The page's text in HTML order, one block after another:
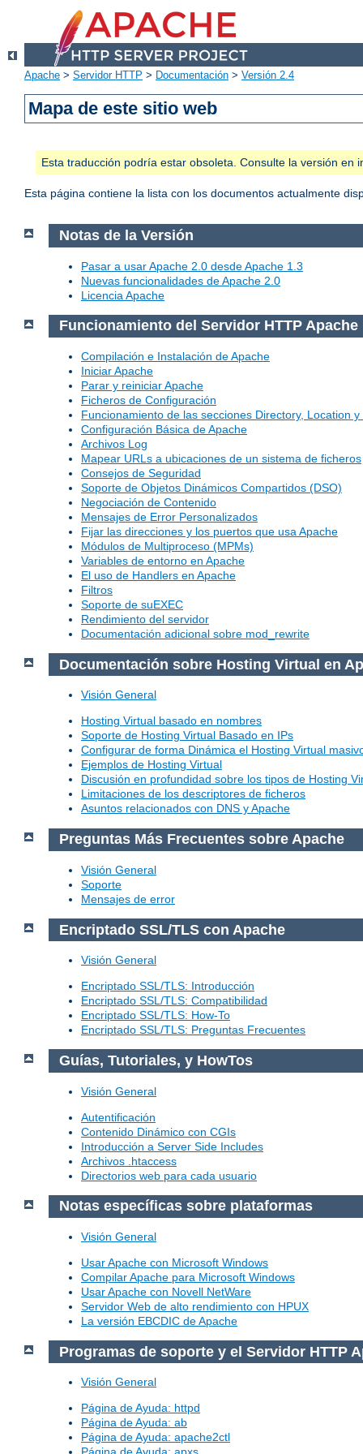
Apache > Servidor HTTP > Documentación > Versión 2.4
Mapa de este sitio web
Esta traducción podría estar obsoleta. Consulte la versión
Esta página contiene la lista con los documentos actualmente
Notas de la Versión
Pasar a usar Apache 2.0 desde Apache 1.3
Nuevas funcionalidades de Apache 2.0
Licencia Apache
Funcionamiento del Servidor HTTP Apache
Compilación e Instalación de Apache
Iniciar Apache
Parar y reiniciar Apache
Ficheros de Configuración
Funcionamiento de las secciones Directory, Location y
Configuración Básica de Apache
Archivos Log
Mapear URLs a ubicaciones de un sistema de ficheros
Consejos de Seguridad
Soporte de Objetos Dinámicos Compartidos (DSO)
Negociación de Contenido
Mensajes de Error Personalizados
Fijar las direcciones y los puertos que usa Apache
Módulos de Multiproceso (MPMs)
Variables de entorno en Apache
El uso de Handlers en Apache
Filtros
Soporte de suEXEC
Rendimiento del servidor
Documentación adicional sobre mod_rewrite
Documentación sobre Hosting Virtual en
Visión General
Hosting Virtual basado en nombres
Soporte de Hosting Virtual Basado en IPs
Configurar de forma Dinámica el Hosting Virtual
Ejemplos de Hosting Virtual
Discusión en profundidad sobre los tipos de Hosting
Limitaciones de los descriptores de ficheros
Asuntos relacionados con DNS y Apache
Preguntas Más Frecuentes sobre Apache
Visión General
Soporte
Mensajes de error
Encriptado SSL/TLS con Apache
Visión General
Encriptado SSL/TLS: Introducción
Encriptado SSL/TLS: Compatibilidad
Encriptado SSL/TLS: How-To
Encriptado SSL/TLS: Preguntas Frecuentes
Guías, Tutoriales, y HowTos
Visión General
Autentificación
Contenido Dinámico con CGIs
Introducción a Server Side Includes
Archivos .htaccess
Directorios web para cada usuario
Notas específicas sobre plataformas
Visión General
Usar Apache con Microsoft Windows
Compilar Apache para Microsoft Windows
Usar Apache con Novell NetWare
Servidor Web de alto rendimiento con HPUX
La versión EBCDIC de Apache
Programas de soporte y el Servidor HTTP
Visión General
Página de Ayuda: httpd
Página de Ayuda: ab
Página de Ayuda: apache2ctl